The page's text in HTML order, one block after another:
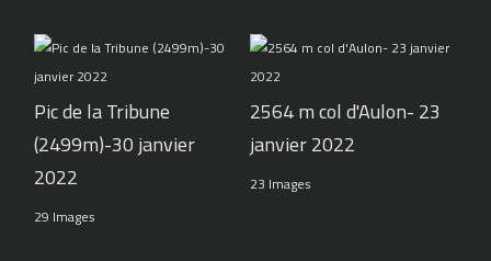
Pic de la Tribune
(2499m)-30 janvier
2022
29 Images
2564 m col d'Aulon- 23
janvier 2022
23 Images